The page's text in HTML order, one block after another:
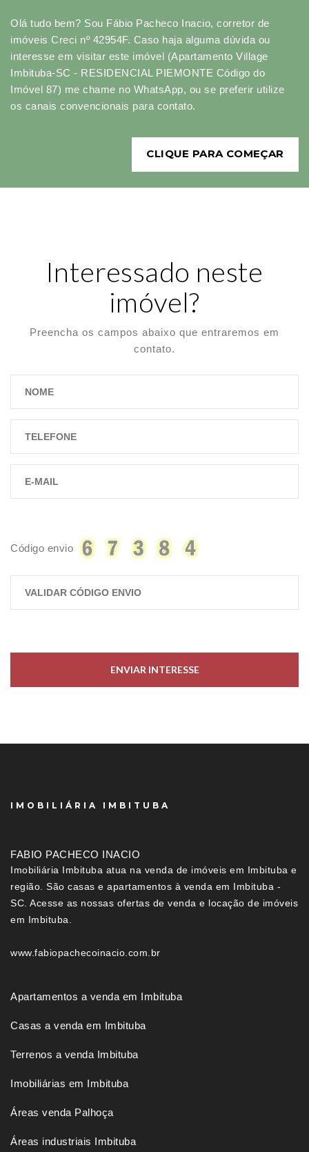
Olá tudo bem? Sou Fábio Pacheco Inacio, corretor de
imóveis Creci nº 42954F. Caso haja alguma dúvida ou
interesse em visitar este imóvel (Apartamento Village
Imbituba-SC - RESIDENCIAL PIEMONTE Código do
Imóvel 87) me chame no WhatsApp, ou se preferir utilize
os canais convencionais para contato.
CLIQUE PARA COMEÇAR
Interessado neste
imóvel?
Preencha os campos abaixo que entraremos em
contato.
Código envio
ENVIAR INTERESSE
IMOBILIÁRIA IMBITUBA
FABIO PACHECO INACIO
Imobiliária Imbituba atua na venda de imóveis em Imbituba e
região. São casas e apartamentos à venda em Imbituba -
SC. Acesse as nossas ofertas de venda e locação de imóveis
em Imbituba.
www.fabiopachecoinacio.com.br
Apartamentos a venda em Imbituba
Casas a venda em Imbituba
Terrenos a venda Imbituba
Imobiliárias em Imbituba
Áreas venda Palhoça
Áreas industriais Imbituba